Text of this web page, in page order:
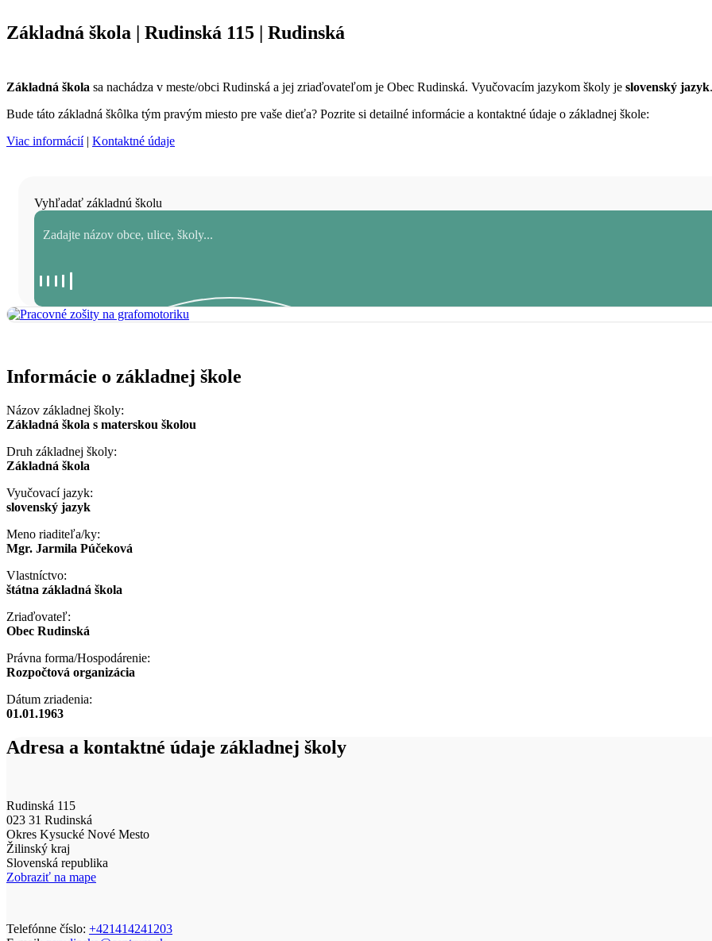
Základná škola | Rudinská 115 | Rudinská
Základná škola sa nachádza v meste/obci Rudinská a jej zriaďovateľom je Obec Rudinská. Vyučovacím jazykom školy je slovenský jazyk.
Bude táto základná škôlka tým pravým miesto pre vaše dieťa? Pozrite si detailné informácie a kontaktné údaje o základnej škole:
Viac informácií| Kontaktné údaje
Vyhľadať základnú školu
Informácie o základnej škole
Názov základnej školy:
Základná škola s materskou školou
Druh základnej školy:
Základná škola
Vyučovací jazyk:
slovenský jazyk
Meno riaditeľa/ky:
Mgr. Jarmila Púčeková
Vlastníctvo:
štátna základná škola
Zriaďovateľ:
Obec Rudinská
Právna forma/Hospodárenie:
Rozpočtová organizácia
Dátum zriadenia:
01.01.1963
Adresa a kontaktné údaje základnej školy
Rudinská 115
023 31 Rudinská
Okres Kysucké Nové Mesto
Žilinský kraj
Slovenská republika
Zobraziť na mape
Telefónne číslo: +421414241203